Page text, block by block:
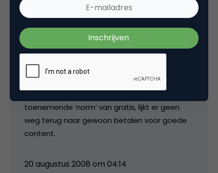
toegankelijk. De communicatie hieromtrent
laat nogal eens wat te wensen over. Ook de
website is wat dat betreft een zoekplaatje.
Als subsidie zou verdwijnen, dan is het aan het
publiek om durf te tonen om de centen te
betalen die nodig zijn om een week kennis op
te doen. Tja, is 1000 euro dan een idioot
toenemende ‘norm’ van gratis, lijkt er geen
weg terug naar gewoon betalen voor goede
content.
20 augustus 2008 om 04:14